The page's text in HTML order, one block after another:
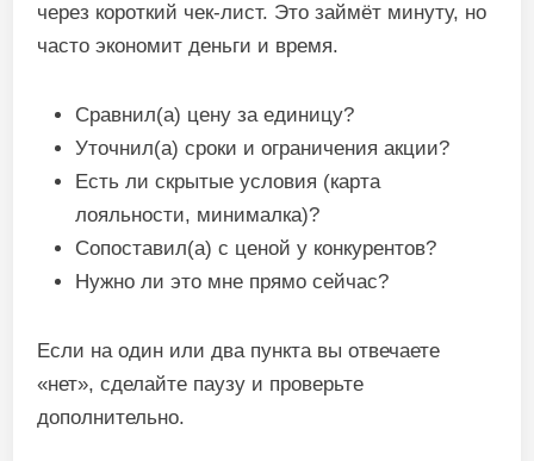
через короткий чек‑лист. Это займёт минуту, но
часто экономит деньги и время.
Сравнил(а) цену за единицу?
Уточнил(а) сроки и ограничения акции?
Есть ли скрытые условия (карта
лояльности, минималка)?
Сопоставил(а) с ценой у конкурентов?
Нужно ли это мне прямо сейчас?
Если на один или два пункта вы отвечаете
«нет», сделайте паузу и проверьте
дополнительно.